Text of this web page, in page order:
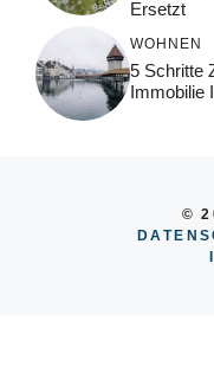
Ersetzt
WOHNEN
5 Schritte
Immobilie
©